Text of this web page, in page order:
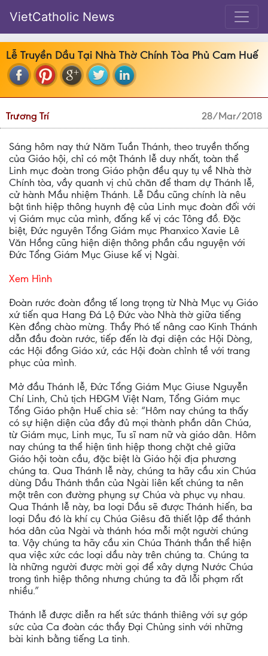
VietCatholic News
Lễ Truyền Dầu Tại Nhà Thờ Chính Tòa Phủ Cam Huế
Trương Trí 28/Mar/2018
Sáng hôm nay thứ Năm Tuần Thánh, theo truyền thống
của Giáo hội, chỉ có một Thánh lễ duy nhất, toàn thể
Linh mục đoàn trong Giáo phận đều quy tụ về Nhà thờ
Chính tòa, vầy quanh vị chủ chăn để tham dự Thánh lễ,
cử hành Mầu nhiệm Thánh. Lễ Dầu cũng chính là nêu
bật tình hiệp thông huynh đệ của Linh mục đoàn đối với
vị Giám mục của mình, đấng kế vị các Tông đồ. Đặc
biệt, Đức nguyên Tổng Giám mục Phanxico Xavie Lê
Văn Hồng cũng hiện diện thông phần cầu nguyện với
Đức Tổng Giám Mục Giuse kế vị Ngài.
Xem Hình
Đoàn rước đoàn đồng tế long trọng từ Nhà Mục vụ Giáo
xứ tiến qua Hang Đá Lộ Đức vào Nhà thờ giữa tiếng
Kèn đồng chào mừng. Thầy Phó tế nâng cao Kinh Thánh
dẫn đầu đoàn rước, tiếp đến là đại diện các Hội Dòng,
các Hội đồng Giáo xứ, các Hội đoàn chỉnh tề với trang
phục của mình.
Mở đầu Thánh lễ, Đức Tổng Giám Mục Giuse Nguyễn
Chí Linh, Chủ tịch HĐGM Việt Nam, Tổng Giám mục
Tổng Giáo phận Huế chia sẻ: “Hôm nay chúng ta thấy
có sự hiện diện của đầy đủ mọi thành phần dân Chúa,
từ Giám mục, Linh mục, Tu sĩ nam nữ và giáo dân. Hôm
nay chúng ta thể hiện tình hiệp thong chặt chẻ giữa
Giáo hội toàn cầu, đặc biệt là Giáo hội địa phương
chúng ta. Qua Thánh lễ này, chúng ta hãy cầu xin Chúa
dùng Dầu Thánh thần của Ngài liên kết chúng ta nên
một trên con đường phụng sự Chúa và phục vụ nhau.
Qua Thánh lễ này, ba loại Dầu sẽ được Thánh hiến, ba
loại Dầu đó là khí cụ Chúa Giêsu đã thiết lập để thánh
hóa dân của Ngài và thánh hóa mỗi một người chúng
ta. Vậy chúng ta hãy cầu xin Chúa Thánh thần thể hiện
qua việc xức các loại dầu này trên chúng ta. Chúng ta
là những người được mời gọi để xây dựng Nước Chúa
trong tình hiệp thông nhưng chúng ta đã lỗi phạm rất
nhiều.”
Thánh lễ được diễn ra hết sức thánh thiêng với sự góp
sức của Ca đoàn các thầy Đại Chủng sinh với những
bài kinh bằng tiếng La tinh.